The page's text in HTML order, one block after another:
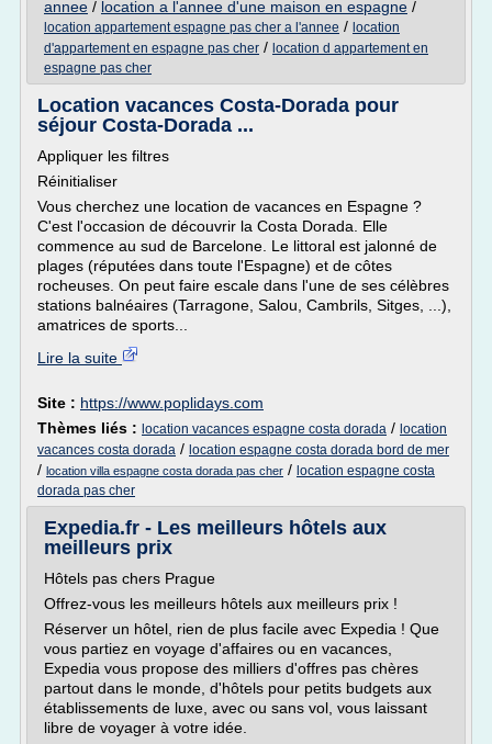
annee / location a l'annee d'une maison en espagne /
location appartement espagne pas cher a l'annee / location
d'appartement en espagne pas cher / location d appartement en
espagne pas cher
Location vacances Costa-Dorada pour
séjour Costa-Dorada ...
Appliquer les filtres
Réinitialiser
Vous cherchez une location de vacances en Espagne ?
C'est l'occasion de découvrir la Costa Dorada. Elle
commence au sud de Barcelone. Le littoral est jalonné de
plages (réputées dans toute l'Espagne) et de côtes
rocheuses. On peut faire escale dans l'une de ses célèbres
stations balnéaires (Tarragone, Salou, Cambrils, Sitges, ...),
amatrices de sports...
Lire la suite
Site : https://www.poplidays.com
Thèmes liés : location vacances espagne costa dorada / location
vacances costa dorada / location espagne costa dorada bord de mer
/ location villa espagne costa dorada pas cher / location espagne costa
dorada pas cher
Expedia.fr - Les meilleurs hôtels aux
meilleurs prix
Hôtels pas chers Prague
Offrez-vous les meilleurs hôtels aux meilleurs prix !
Réserver un hôtel, rien de plus facile avec Expedia ! Que
vous partiez en voyage d'affaires ou en vacances,
Expedia vous propose des milliers d'offres pas chères
partout dans le monde, d'hôtels pour petits budgets aux
établissements de luxe, avec ou sans vol, vous laissant
libre de voyager à votre idée.